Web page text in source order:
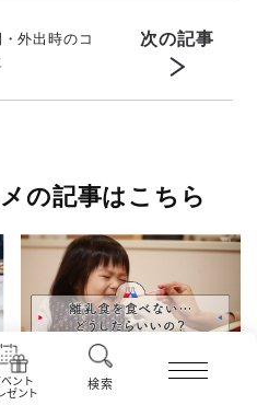
ベント
ゼント
検索
外出時のコ
次の記事
の記事はこちら